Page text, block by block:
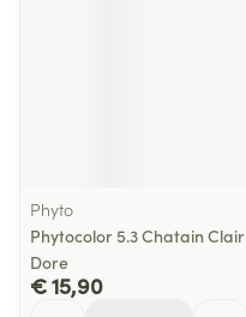
Phyto
Phytocolor 5.3 Chatain Clair
Dore
€ 15,90